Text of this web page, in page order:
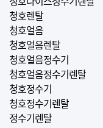
청호렌탈
청호얼음
청호얼음렌탈
청호얼음정수기
청호얼음정수기렌탈
청호정수기
청호정수기렌탈
정수기렌탈